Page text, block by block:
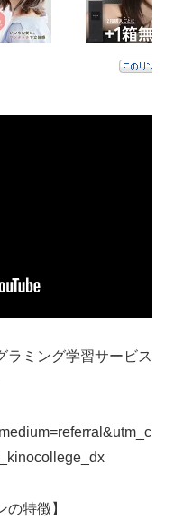
ラミング学習サービス
の特徴】